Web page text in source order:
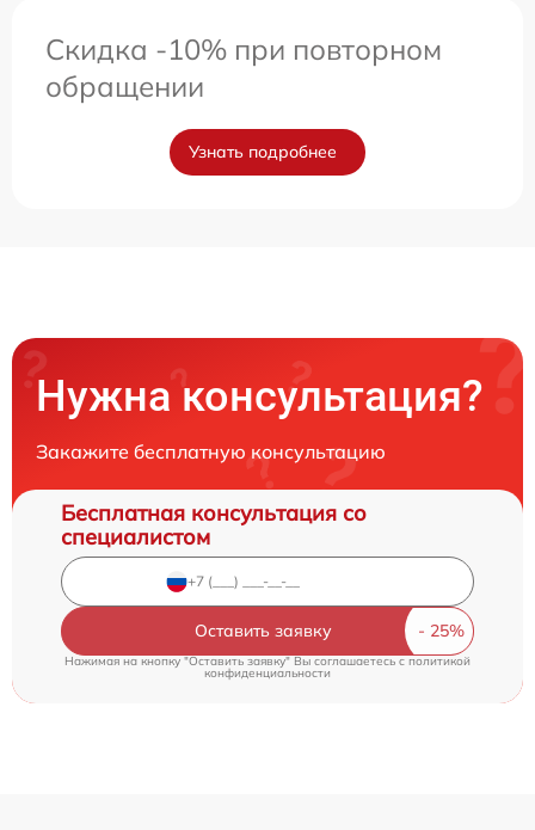
Скидка -10% при повторном
обращении
Узнать подробнее
Нужна консультация?
Закажите бесплатную консультацию
Бесплатная консультация со
специалистом
Оставить заявку
Нажимая на кнопку "Оставить заявку" Вы соглашаетесь cполитикой
конфиденциальности